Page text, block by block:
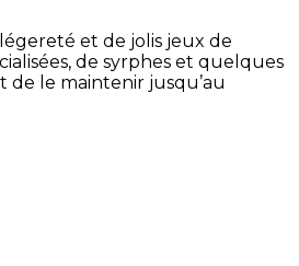
et de jolis jeux de
de syrphes et quelques
de le maintenir jusqu’au